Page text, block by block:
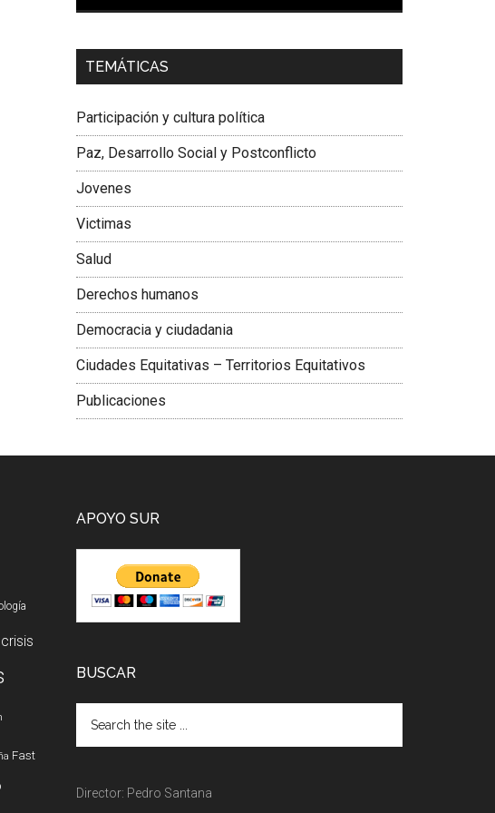
Dra. Carolina Corcho Mejía,
Latinoamericana Sur, Vicepresidenta Federación
TEMÁTICAS
Participación y cultura política
Paz, Desarrollo Social y Postconflicto
Jovenes
Victimas
Salud
Derechos humanos
Democracia y ciudadania
Ciudades Equitativas – Territorios Equitativos
Publicaciones
crisis
Fast
APOYO SUR
BUSCAR
Director: Pedro Santana